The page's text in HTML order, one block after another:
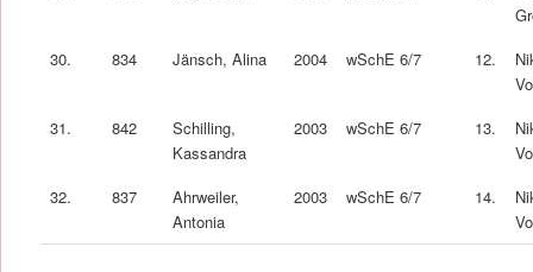
30.
834 Jänsch, Alina 2004 wSchE 6/7 12.
31.
842
Schilling,
Kassandra
2003 wSchE 6/7 13.
32.
837
Ahrweiler,
Antonia
2003 wSchE 6/7 14.